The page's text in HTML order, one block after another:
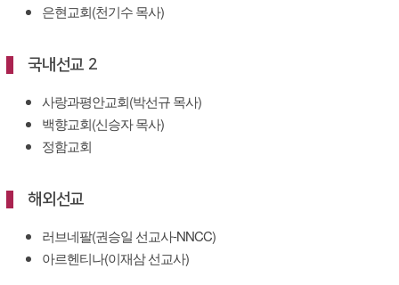
은현교회(천기수 목사)
국내선교 2
사랑과평안교회(박선규 목사)
백향교회(신승자 목사)
정함교회
해외선교
러브네팔(권승일 선교사-NNCC)
아르헨티나(이재삼 선교사)